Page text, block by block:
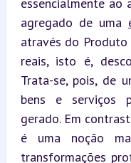
agregado de uma
através do
reais, isto é,
Trata-se, pois, de
bens e serviços
gerado. Em
é uma noção
transformações